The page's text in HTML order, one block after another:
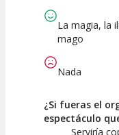
La magia, la
mago
Nada
¿Si fueras el
espectáculo
Serviría